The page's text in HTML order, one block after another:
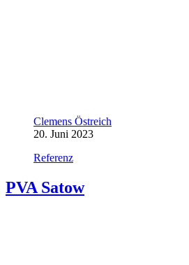
Clemens Östreich
20. Juni 2023
Referenz
PVA Satow